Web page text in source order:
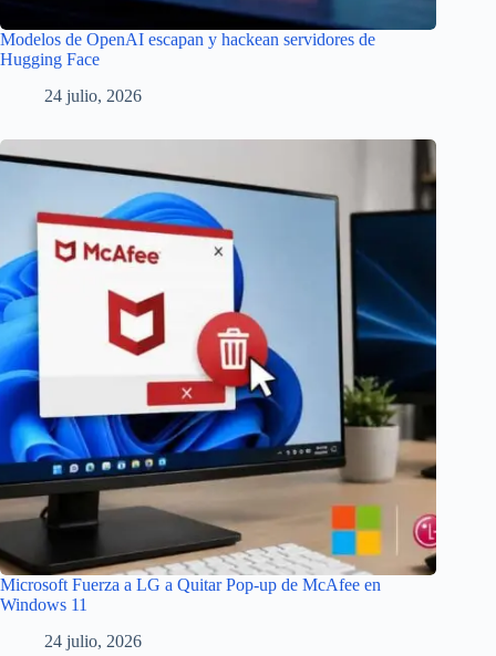
Modelos de OpenAI escapan y hackean servidores de
Hugging Face
24 julio, 2026
Microsoft Fuerza a LG a Quitar Pop-up de McAfee en
Windows 11
24 julio, 2026